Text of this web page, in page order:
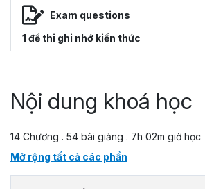
Exam questions
1 đề thi ghi nhớ kiến thức
Nội dung khoá học
14 Chương . 54 bài giảng . 7h 02m giờ học
Mở rộng tất cả các phần